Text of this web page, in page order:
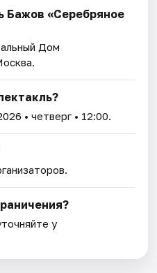
Бажов «Серебряное
Дом
• четверг • 12:00.
у